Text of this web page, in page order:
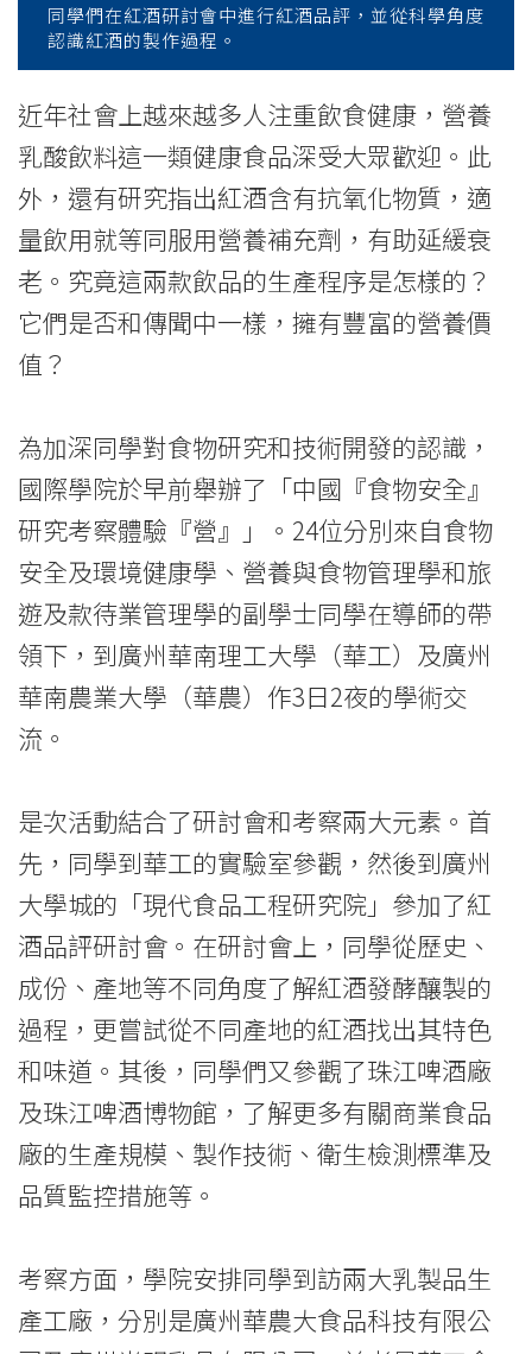
考
察
體
驗
『營』」
學
院
消
息
國
際
學
香
港
浸
會
大
學
同學們在紅酒研討會中進行紅酒品評，並從科學角度
認識紅酒的製作過程。
近年社會上越來越多人注重飲食健康，營養
乳酸飲料這一類健康食品深受大眾歡迎。此
外，還有研究指出紅酒含有抗氧化物質，適
量飲用就等同服用營養補充劑，有助延緩衰
老。究竟這兩款飲品的生產程序是怎樣的？
它們是否和傳聞中一樣，擁有豐富的營養價
值？
為加深同學對食物研究和技術開發的認識，
國際學院於早前舉辦了「中國『食物安全』
研究考察體驗『營』」。24位分別來自食物
安全及環境健康學、營養與食物管理學和旅
遊及款待業管理學的副學士同學在導師的帶
領下，到廣州華南理工大學（華工）及廣州
華南農業大學（華農）作3日2夜的學術交
流。
是次活動結合了研討會和考察兩大元素。首
先，同學到華工的實驗室參觀，然後到廣州
大學城的「現代食品工程研究院」參加了紅
酒品評研討會。在研討會上，同學從歷史、
成份、產地等不同角度了解紅酒發酵釀製的
過程，更嘗試從不同產地的紅酒找出其特色
和味道。其後，同學們又參觀了珠江啤酒廠
及珠江啤酒博物館，了解更多有關商業食品
廠的生產規模、製作技術、衛生檢測標準及
品質監控措施等。
考察方面，學院安排同學到訪兩大乳製品生
產工廠，分別是廣州華農大食品科技有限公